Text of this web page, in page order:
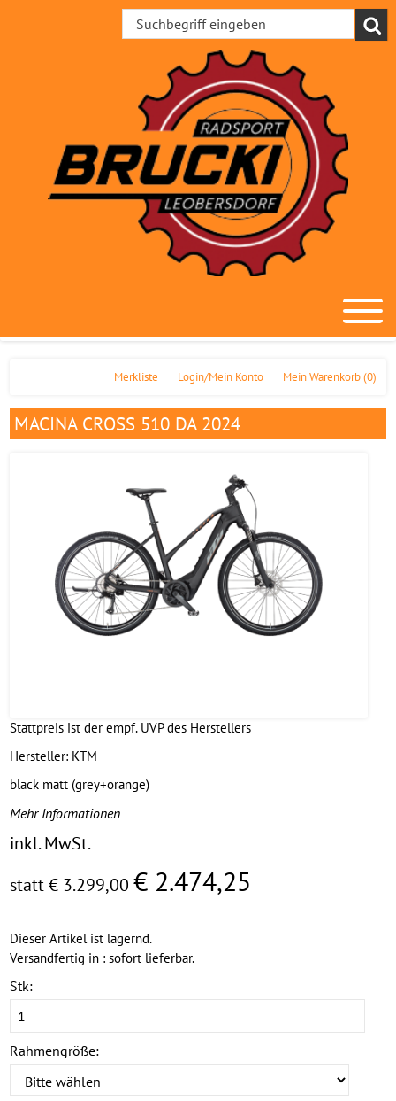
Mein Warenkorb(0)
Login/Mein Konto
Merkliste
MACINA CROSS 510 DA 2024
Stattpreis ist der empf. UVP des Herstellers
Hersteller: KTM
black matt (grey+orange)
Mehr Informationen
inkl. MwSt.
statt € 3.299,00 € 2.474,25
Dieser Artikel ist lagernd.
Versandfertig in : sofort lieferbar.
Stk:
Rahmengröße: